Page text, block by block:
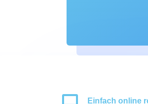
Einfach online